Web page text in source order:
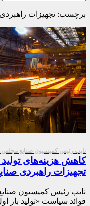
برچسب: تجهیزات راهبردی
نایب رئیس کمیسیون صنایع مجلس
کاهش هزینه‌های تولید
تجهیزات راهبردی
نایب رئیس کمیسیون
فوائد سیاست «تولید بار